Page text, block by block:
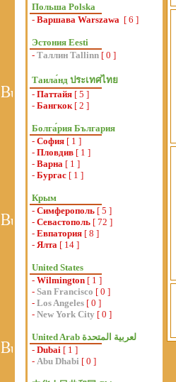
Польша Polska
- Варшава Warszawa [ 6 ]
Эстония Eesti
- Таллин Tallinn [ 0 ]
Таила́нд ประเทศไทย
- Паттайя [ 5 ]
- Бангкок[ 2 ]
Болга́рия България
- София [ 1 ]
- Пловдив [ 1 ]
- Варна [ 1 ]
- Бургас [ 1 ]
Крым
- Симферополь [ 5 ]
- Севастополь [ 72 ]
- Евпатория [ 8 ]
- Ялта [ 14 ]
United States
- Wilmington [ 1 ]
- San Francisco [ 0 ]
- Los Angeles [ 0 ]
- New York City [ 0 ]
- Dubai [ 1 ]
- Abu Dhabi [ 0 ]